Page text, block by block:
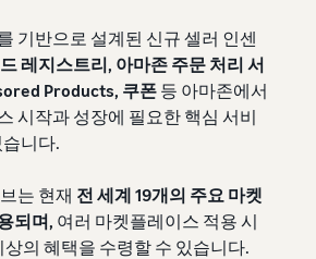
기반으로 설계된 신규 셀러 인센
레지스트리, 아마존 주문 처리 서
Products, 쿠폰 등 아마존에서
시작과 성장에 필요한 핵심 서비
니다.
는 현재 전 세계 19개의 주요 마켓
되며, 여러 마켓플레이스 적용 시
의 혜택을 수령할 수 있습니다.